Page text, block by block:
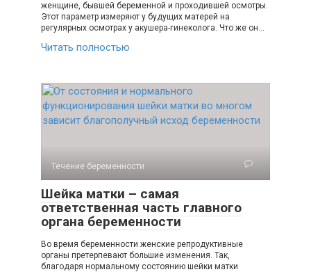
женщине, бывшей беременной и проходившей осмотры.
Этот параметр измеряют у будущих матерей на
регулярных осмотрах у акушера-гинеколога. Что же он…
Читать полностью
Течение беременности
Шейка матки – самая
ответственная часть главного
органа беременности
Во время беременности женские репродуктивные
органы претерпевают большие изменения. Так,
благодаря нормальному состоянию шейки матки